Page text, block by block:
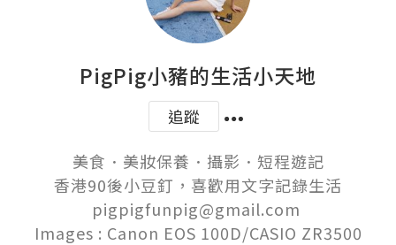
PigPig小豬的生活小天地
追蹤
美食．美妝保養．攝影．短程遊記
香港90後小豆釘，喜歡用文字記錄生活
pigpigfunpig@gmail.com
Images : Canon EOS 100D/CASIO ZR3500